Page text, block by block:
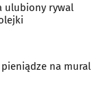
ulubiony rywal
na mural